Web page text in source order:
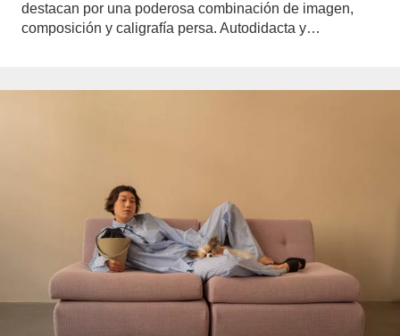
destacan por una poderosa combinación de imagen,
composición y caligrafía persa. Autodidacta y…